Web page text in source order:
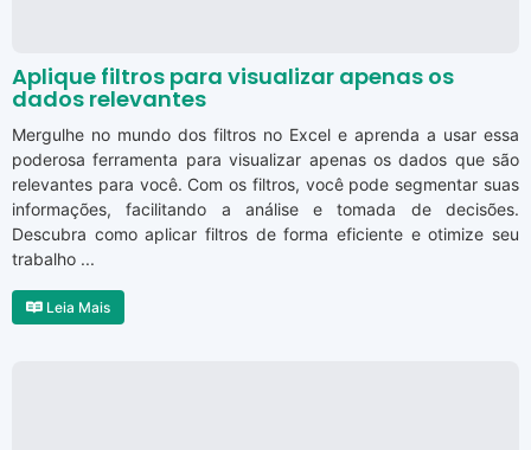
Aplique filtros para visualizar apenas os
dados relevantes
Mergulhe no mundo dos filtros no Excel e aprenda a usar essa
poderosa ferramenta para visualizar apenas os dados que são
relevantes para você. Com os filtros, você pode segmentar suas
informações, facilitando a análise e tomada de decisões.
Descubra como aplicar filtros de forma eficiente e otimize seu
trabalho ...
Leia Mais